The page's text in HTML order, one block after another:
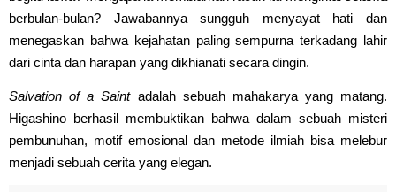
berbulan-bulan? Jawabannya sungguh menyayat hati dan
menegaskan bahwa kejahatan paling sempurna terkadang lahir
dari cinta dan harapan yang dikhianati secara dingin.
Salvation of a Saintadalah sebuah mahakarya yang matang.
Higashino berhasil membuktikan bahwa dalam sebuah misteri
pembunuhan, motif emosional dan metode ilmiah bisa melebur
menjadi sebuah cerita yang elegan.